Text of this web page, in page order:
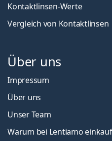
Kontaktlinsen-Werte
Vergleich von Kontaktlinsen
Über uns
Impressum
Über uns
Unser Team
Warum bei Lentiamo